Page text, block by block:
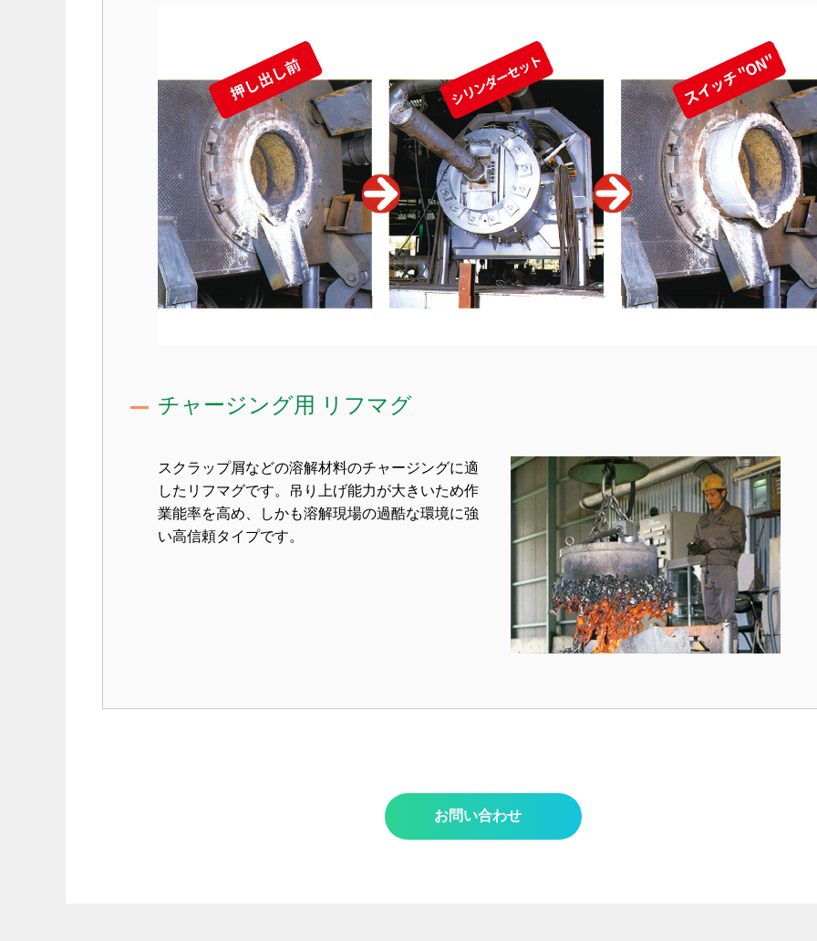
チャージング用 リフマグ
スクラップ屑などの溶解材料のチャージングに適
したリフマグです。吊り上げ能力が大きいため作
業能率を高め、しかも溶解現場の過酷な環境に強
い高信頼タイプです。
お問い合わせ